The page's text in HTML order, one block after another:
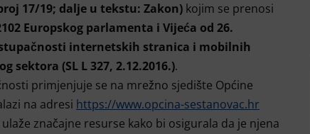
17/19; dalje u tekstu: Zakon) kojim se prenosi
Europskog parlamenta i Vijeća od 26.
internetskih stranica i mobilnih
sektora (SL L 327, 2.12.2016.).
primjenjuje se na mrežno sjedište Općine
na adresi https://www.opcina-sestanovac.hr
značajne resurse kako bi osigurala da je njena